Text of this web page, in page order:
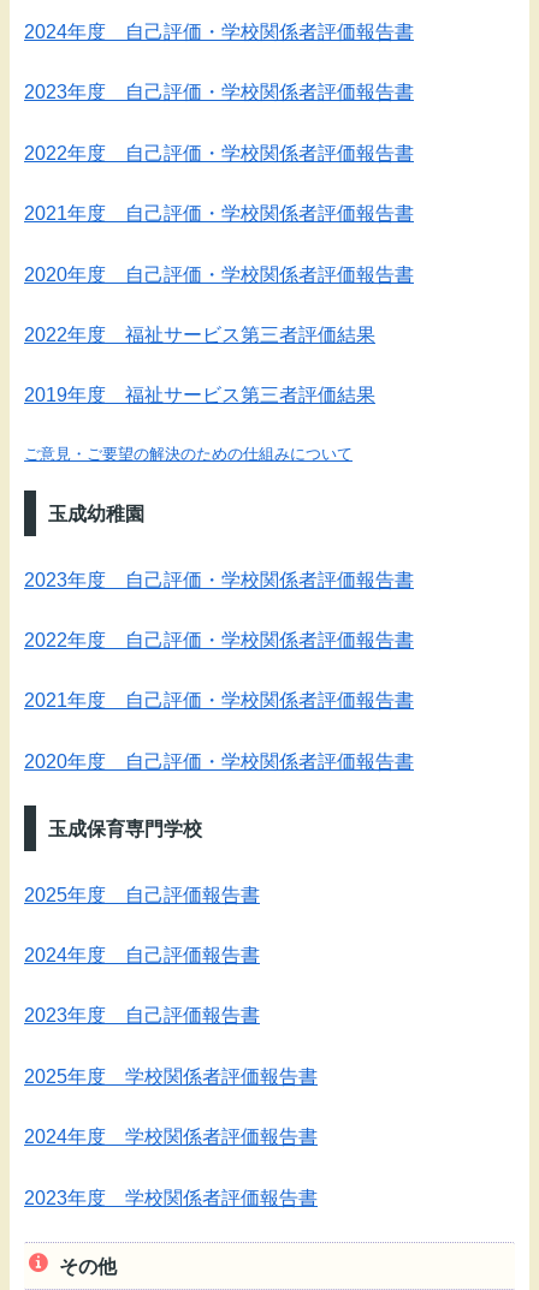
2024年度 自己評価・学校関係者評価報告書
2023年度 自己評価・学校関係者評価報告書
2022年度 自己評価・学校関係者評価報告書
2021年度 自己評価・学校関係者評価報告書
2020年度 自己評価・学校関係者評価報告書
2022年度 福祉サービス第三者評価結果
2019年度 福祉サービス第三者評価結果
ご意見・ご要望の解決のための仕組みについて
玉成幼稚園
2023年度 自己評価・学校関係者評価報告書
2022年度 自己評価・学校関係者評価報告書
2021年度 自己評価・学校関係者評価報告書
2020年度 自己評価・学校関係者評価報告書
玉成保育専門学校
2025年度 自己評価報告書
2024年度 自己評価報告書
2023年度 自己評価報告書
2025年度 学校関係者評価報告書
2024年度 学校関係者評価報告書
2023年度 学校関係者評価報告書
その他